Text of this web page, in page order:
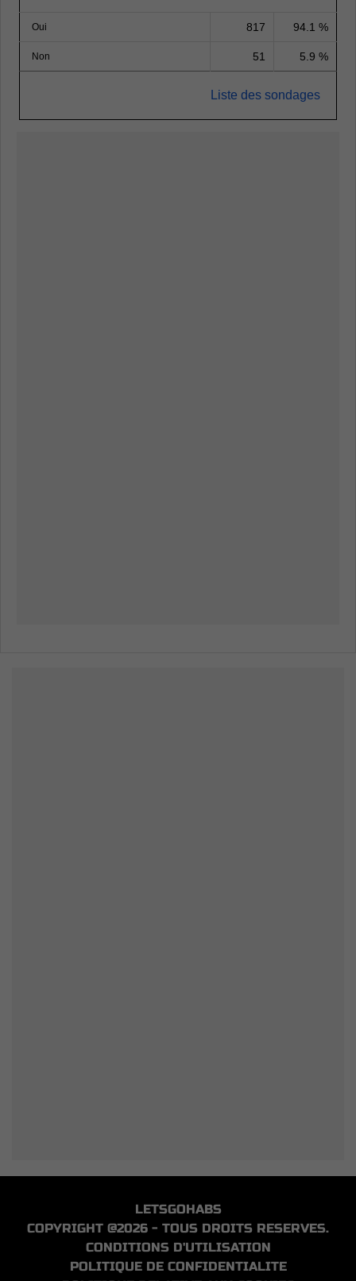
Oui 817 94.1 %
Non 51 5.9 %
Liste des sondages
LETSGOHABS
COPYRIGHT @2026 - TOUS DROITS RESERVES.
CONDITIONS D'UTILISATION
POLITIQUE DE CONFIDENTIALITE